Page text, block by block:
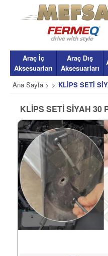
Araç İç
Aksesuarları
Araç Dış
Aksesuarları
Ana Sayfa > > KLİPS SETİ
KLİPS SETİ SİYAH 30